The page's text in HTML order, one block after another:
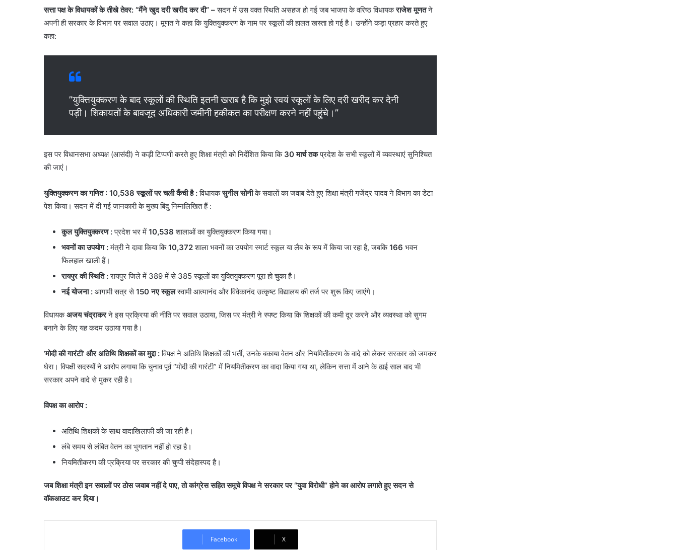
सत्ता पक्ष के विधायकों के तीखे तेवर: “मैंने खुद दरी खरीद कर दी” –सदन में उस वक्त स्थिति असहज हो गई जब भाजपा के वरिष्ठ विधायकराजेश मूणतने
अपनी ही सरकार के विभाग पर सवाल उठाए। मूणत ने कहा कि युक्तियुक्करण के नाम पर स्कूलों की हालत खस्ता हो गई है। उन्होंने कड़ा प्रहार करते हुए
कहा:
​”युक्तियुक्करण के बाद स्कूलों की स्थिति इतनी खराब है कि मुझे स्वयं स्कूलों के लिए दरी खरीद कर देनी
पड़ी। शिकायतों के बावजूद अधिकारी जमीनी हकीकत का परीक्षण करने नहीं पहुंचे।”
​इस पर विधानसभा अध्यक्ष (आसंदी) ने कड़ी टिप्पणी करते हुए शिक्षा मंत्री को निर्देशित किया कि 30 मार्च तकप्रदेश के सभी स्कूलों में व्यवस्थाएं सुनिश्चित
की जाएं।
युक्तियुक्करण का गणित : 10,538 स्कूलों पर चली कैंची है :विधायकसुनील सोनीके सवालों का जवाब देते हुए शिक्षा मंत्री गजेंद्र यादव ने विभाग का डेटा
पेश किया। सदन में दी गई जानकारी के मुख्य बिंदु निम्नलिखित हैं :
कुल युक्तियुक्करण :प्रदेश भर में 10,538 शालाओं का युक्तियुक्करण किया गया।
भवनों का उपयोग :मंत्री ने दावा किया कि10,372शाला भवनों का उपयोग स्मार्ट स्कूल या लैब के रूप में किया जा रहा है, जबकि166 भवन
फिलहाल खाली हैं।
रायपुर की स्थिति :रायपुर जिले में 389 में से 385 स्कूलों का युक्तियुक्करण पूरा हो चुका है।
नई योजना : आगामी सत्र से150 नए स्कूलस्वामी आत्मानंद और विवेकानंद उत्कृष्ट विद्यालय की तर्ज पर शुरू किए जाएंगे।
​विधायकअजय चंद्राकरने इस प्रक्रिया की नीति पर सवाल उठाया, जिस पर मंत्री ने स्पष्ट किया कि शिक्षकों की कमी दूर करने और व्यवस्था को सुगम
बनाने के लिए यह कदम उठाया गया है।
‘मोदी की गारंटी’ और अतिथि शिक्षकों का मुद्दा :विपक्ष ने अतिथि शिक्षकों की भर्ती, उनके बकाया वेतन और नियमितीकरण के वादे को लेकर सरकार को जमकर
घेरा। विपक्षी सदस्यों ने आरोप लगाया कि चुनाव पूर्व “मोदी की गारंटी” में नियमितीकरण का वादा किया गया था, लेकिन सत्ता में आने के ढाई साल बाद भी
सरकार अपने वादे से मुकर रही है।
विपक्ष का आरोप :
​अतिथि शिक्षकों के साथ वादाखिलाफी की जा रही है।
​लंबे समय से लंबित वेतन का भुगतान नहीं हो रहा है।
​नियमितीकरण की प्रक्रिया पर सरकार की चुप्पी संदेहास्पद है।
जब शिक्षा मंत्री इन सवालों पर ठोस जवाब नहीं दे पाए, तो कांग्रेस सहित समूचे विपक्ष ने सरकार पर “युवा विरोधी” होने का आरोप लगाते हुए सदन से
वॉकआउट कर दिया।
Facebook X